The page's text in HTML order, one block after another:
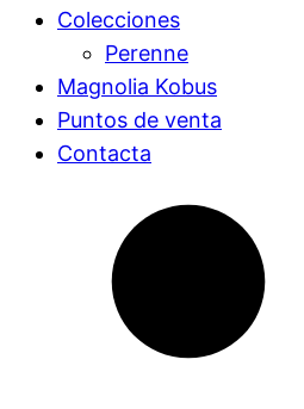
Colecciones
Perenne
Magnolia Kobus
Puntos de venta
Contacta